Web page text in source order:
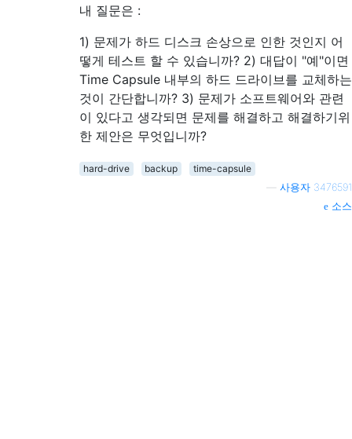
내 질문은 :
1) 문제가 하드 디스크 손상으로 인한 것인지 어
떻게 테스트 할 수 있습니까? 2) 대답이 "예"이면
Time Capsule 내부의 하드 드라이브를 교체하는
것이 간단합니까? 3) 문제가 소프트웨어와 관련
이 있다고 생각되면 문제를 해결하고 해결하기위
한 제안은 무엇입니까?
hard-drive backup
time-capsule
사용자 3476591
소스